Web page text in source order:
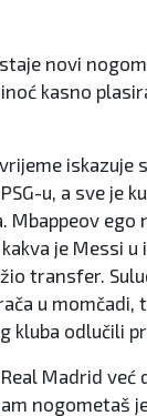
novi
kasno
iskazuje
u, a sve je
Mbappeov ego
je Messi u
transfer.
u momčadi,
kluba odlučili
Madrid već
nogometaš